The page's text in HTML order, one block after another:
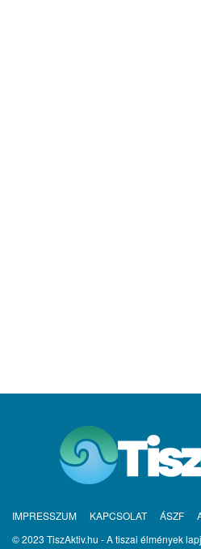
IMPRESSZUM KAPCSOLAT ÁSZF
© 2023 TiszAktiv.hu - A tiszai élmények